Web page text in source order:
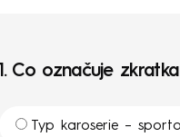
1.Co označuje zkratka
Typ karoserie –⁠